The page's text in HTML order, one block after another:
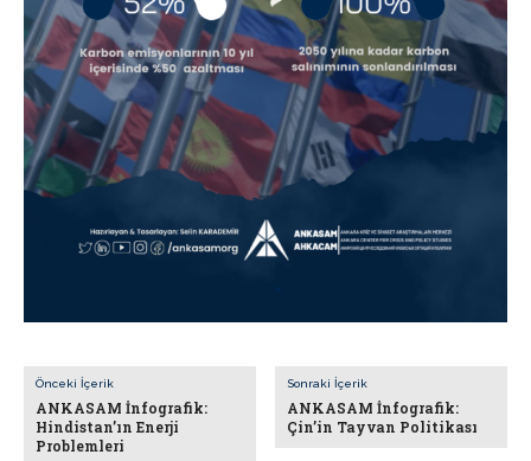
Önceki İçerik
ANKASAM İnfografik:
Hindistan’ın Enerji
Problemleri
Sonraki İçerik
ANKASAM İnfografik:
Çin’in Tayvan Politikası